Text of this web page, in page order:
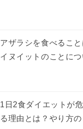
アザラシを食べること
イヌイットのことに
1日2食ダイエットが
る理由とは？やり方